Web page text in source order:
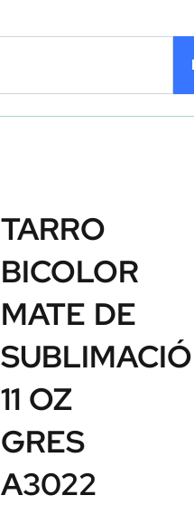
TARRO
BICOLOR
MATE DE
11 OZ
GRES
A3022